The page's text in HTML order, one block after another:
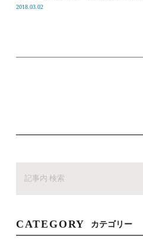
2018.03.02
CATEGORY カテゴリー